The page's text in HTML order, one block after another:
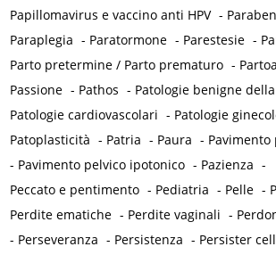
Papillomavirus e vaccino anti HPV -
Paraplegia - Paratormone - Parestesie -
Parto pretermine / Parto prematuro -
Passione - Pathos - Patologie benigne
Patologie cardiovascolari - Patologie
Patoplasticità - Patria - Paura -
- Pavimento pelvico ipotonico - Pazienza -
Peccato e pentimento - Pediatria - Pelle -
Perdite ematiche - Perdite vaginali -
- Perseveranza - Persistenza - Persister cell